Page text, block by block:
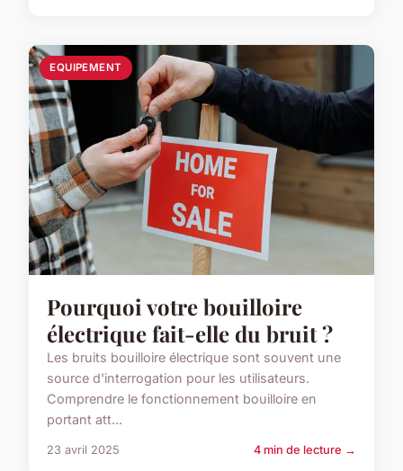
EQUIPEMENT
Pourquoi votre bouilloire
électrique fait-elle du bruit ?
Les bruits bouilloire électrique sont souvent une
source d'interrogation pour les utilisateurs.
Comprendre le fonctionnement bouilloire en
portant att...
23 avril 2025 4 min de lecture →